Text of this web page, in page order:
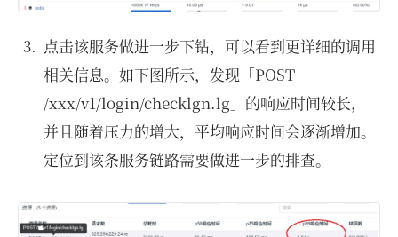
点击该服务做进一步下钻，可以看到更详细的调用
相关信息。如下图所示，发现「POST
/xxx/v1/login/checklgn.lg」的响应时间较长，
并且随着压力的增大，平均响应时间会逐渐增加。
定位到该条服务链路需要做进一步的排查。